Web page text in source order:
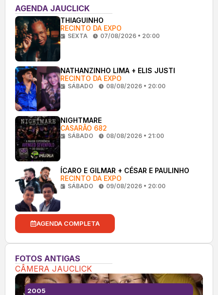
AGENDA JAUCLICK
THIAGUINHO
RECINTO DA EXPO
SEXTA 07/08/2026 • 20:00
NATHANZINHO LIMA + ELIS JUSTI
RECINTO DA EXPO
SÁBADO 08/08/2026 • 20:00
NIGHTMARE
CASARÃO 682
SÁBADO 08/08/2026 • 21:00
ÍCARO E GILMAR + CÉSAR E PAULINHO
RECINTO DA EXPO
SÁBADO 09/08/2026 • 20:00
AGENDA COMPLETA
FOTOS ANTIGAS
CÂMERA JAUCLICK
2005